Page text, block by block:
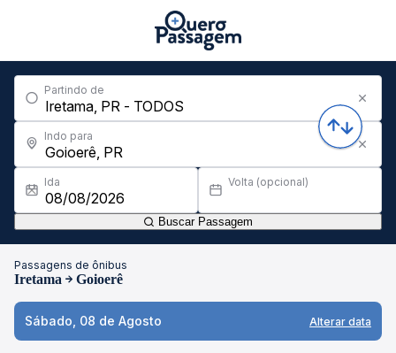
Partindo de
Indo para
Ida Volta (opcional)
Buscar Passagem
Passagens de ônibus
Iretama Goioerê
Sábado, 08 de Agosto Alterar data